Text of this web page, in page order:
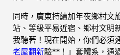
同時，廣東持續加年夜鄉村文
站、等級平易近宿、鄉村文明
我聽著！現在開始，你們必須
老屋翻新驗**！」套體系，通